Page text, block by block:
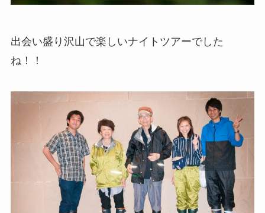
出会い盛り沢山で楽しいナイトツアーでした
ね！！